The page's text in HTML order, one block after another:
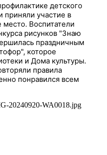
детского
приняли участие в
Воспитатели
рисунков "Знаю
праздничным
которое
и Дома культуры.
правила
понравился всем